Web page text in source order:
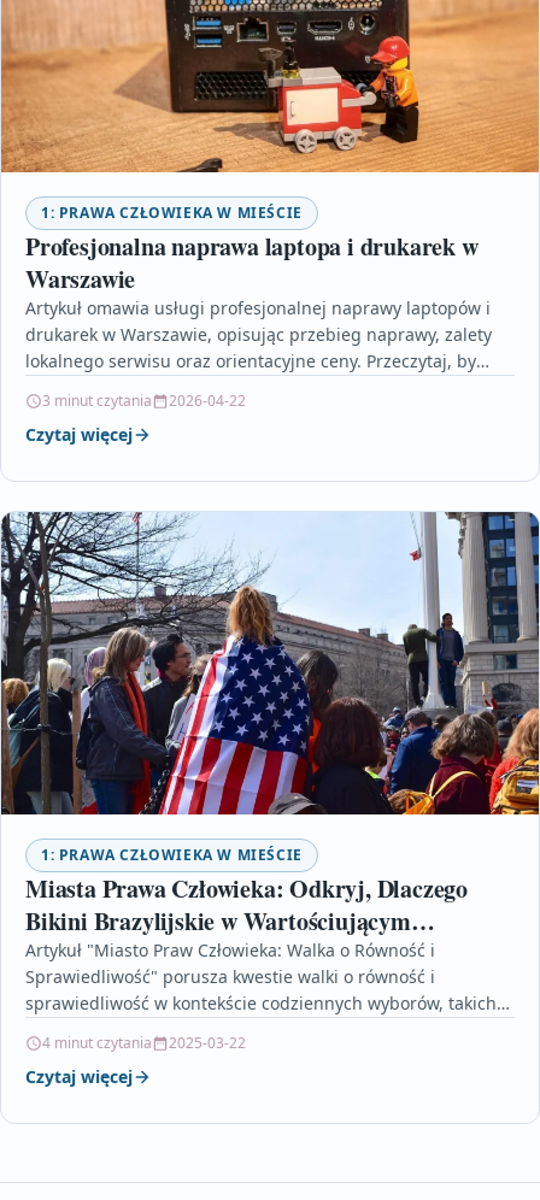
1: PRAWA CZŁOWIEKA W MIEŚCIE
Profesjonalna naprawa laptopa i drukarek w
Warszawie
Artykuł omawia usługi profesjonalnej naprawy laptopów i
drukarek w Warszawie, opisując przebieg naprawy, zalety
lokalnego serwisu oraz orientacyjne ceny. Przeczytaj, by
3 minut czytania 2026-04-22
Czytaj więcej
1: PRAWA CZŁOWIEKA W MIEŚCIE
Miasta Prawa Człowieka: Odkryj, Dlaczego
Bikini Brazylijskie w Wartościującym
Środowisku Występuje!
Artykuł "Miasto Praw Człowieka: Walka o Równość i
Sprawiedliwość" porusza kwestie walki o równość i
sprawiedliwość w kontekście codziennych wyborów, takich
4 minut czytania 2025-03-22
Czytaj więcej